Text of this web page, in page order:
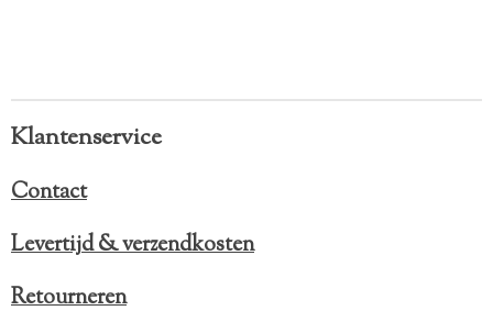
Klantenservice
Contact
Levertijd & verzendkosten
Retourneren